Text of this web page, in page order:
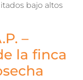
bajo altos
–
la finca